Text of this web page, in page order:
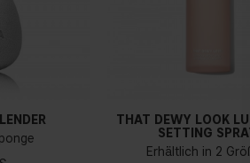
THAT DEWY LOOK
SETTING
Erhältlich in 2